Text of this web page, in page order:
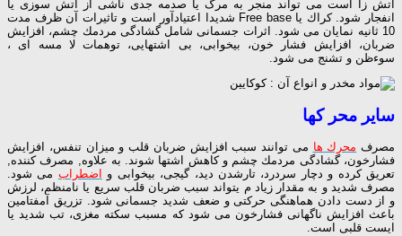
آتش زا است می تواند منجر به مرگ یا صدمه جدی ناشی از آتش سوزی یا
انفجار شود. كراك یا Free base شدیدا اعتیادآور است و تاثیرات آن ظرف مدت
10 ثانیه نمایان می شود. اثرات جسمانی شامل گشادگی مردمك چشم، افزایش
ضربان، افزایش فشار خون، بیخوابی، بی اشتهایی، توهمات لا مسه ای ،
سوءظن و تشنج می شود.
سایر محر كها
مصرف محرك ها می توانند سبب افزایش ضربان قلب و میزان تنفس، افزایش
فشارخون، گشادگی مردمك چشم و كاهش اشتها شوند. به علاوه, مصرف كننده,
تعریق كرده و دچار سردرد، تارشدن دید، گیجی، بیخوابی و
اضطراب می شود.
مصرف شدید و به مقدار زیاد م یتواند سبب ضربان قلب سریع یا نامنظم، لرزش
و از دست دادن هماهنگی حركتی و ضعف شدید جسمانی شود. تزریق آمفتامین
باعث افزایش ناگهانی فشارخون می شود كه مسبب سكته مغزی، تب شدید یا
ایست قلبی است.